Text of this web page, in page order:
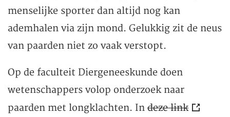
menselijke sporter dan altijd nog kan
ademhalen via zijn mond. Gelukkig zit de neus
van paarden niet zo vaak verstopt.
Op de faculteit Diergeneeskunde doen
wetenschappers volop onderzoek naar
paarden met longklachten. In deze link